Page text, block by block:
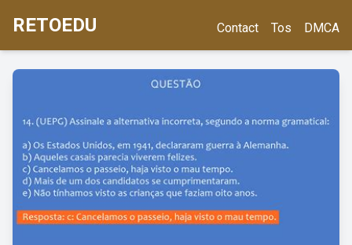
RETOEDU Contact Tos DMCA